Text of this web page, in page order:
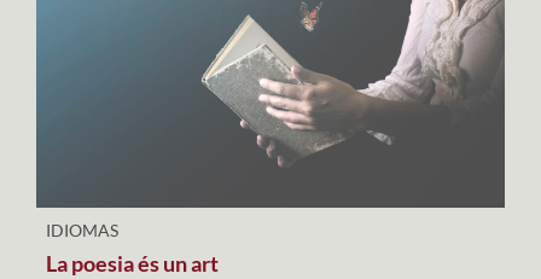
IDIOMAS
La poesia és un art